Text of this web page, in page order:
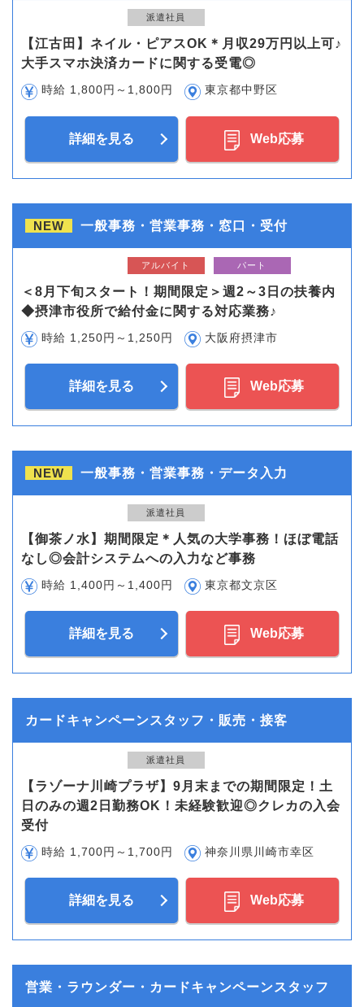
派遣社員
【江古田】ネイル・ピアスOK＊月収29万円以上可♪
大手スマホ決済カードに関する受電◎
時給 1,800円～1,800円 東京都中野区
詳細を見る Web応募
NEW 一般事務・営業事務・窓口・受付
アルバイト パート
＜8月下旬スタート！期間限定＞週2～3日の扶養内
◆摂津市役所で給付金に関する対応業務♪
時給 1,250円～1,250円 大阪府摂津市
詳細を見る Web応募
NEW 一般事務・営業事務・データ入力
派遣社員
【御茶ノ水】期間限定＊人気の大学事務！ほぼ電話
なし◎会計システムへの入力など事務
時給 1,400円～1,400円 東京都文京区
詳細を見る Web応募
カードキャンペーンスタッフ・販売・接客
派遣社員
【ラゾーナ川崎プラザ】9月末までの期間限定！土
日のみの週2日勤務OK！未経験歓迎◎クレカの入会
受付
時給 1,700円～1,700円 神奈川県川崎市幸区
詳細を見る Web応募
営業・ラウンダー・カードキャンペーンスタッフ